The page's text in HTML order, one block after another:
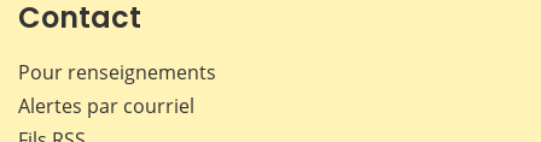
Contact
Pour renseignements
Alertes par courriel